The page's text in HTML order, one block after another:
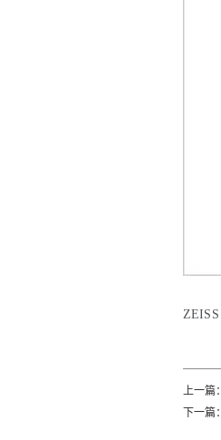
ZEISS
上一篇：
下一篇：